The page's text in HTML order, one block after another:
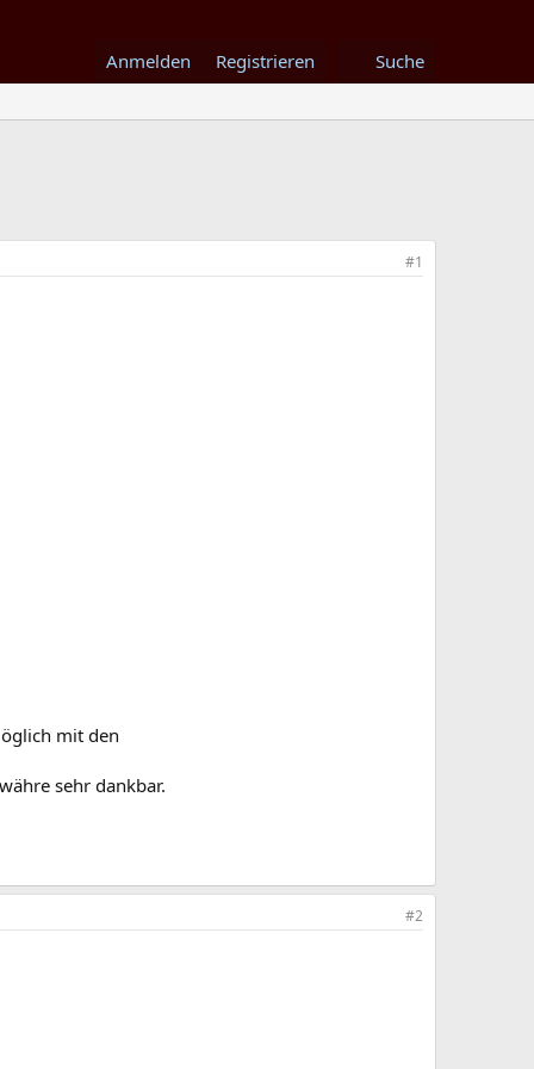
Anmelden Registrieren Suche
#1
mit den
sehr dankbar.
#2